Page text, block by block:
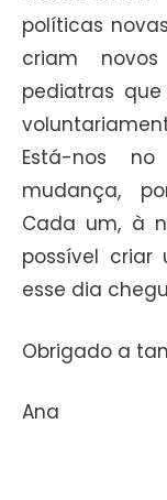
políticas
criam
pediatras
Está-nos
mudança,
Cada um, à
possível
esse dia
Obrigado a
Ana